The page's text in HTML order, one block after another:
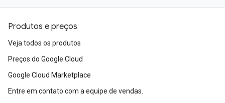
Produtos e preços
Veja todos os produtos
Preços do Google Cloud
Google Cloud Marketplace
Entre em contato com a equipe de vendas.